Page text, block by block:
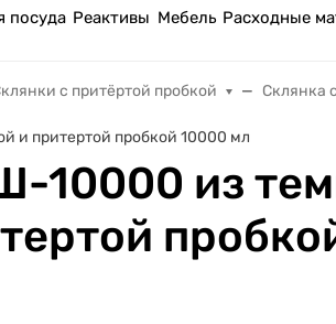
посуда Реактивы Мебель Расходные
с притёртой пробкой
Склянка
и притертой пробкой 10000 мл
10000 из